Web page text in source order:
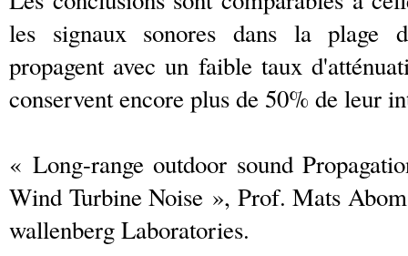
les signaux sonores dans la plage
propagent avec un faible taux
conservent encore plus de 50% de leur
« Long-range outdoor sound
Wind Turbine Noise », Prof. Mats
wallenberg Laboratories.